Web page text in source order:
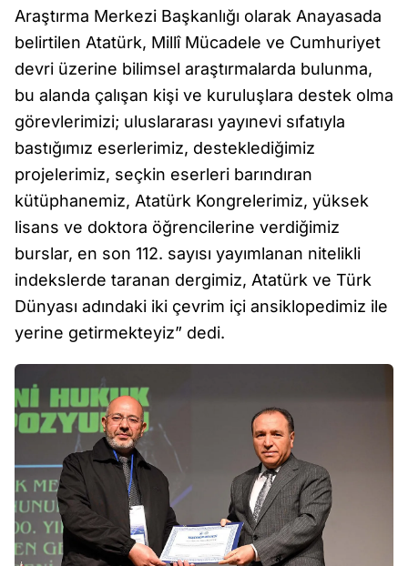
Araştırma Merkezi Başkanlığı olarak Anayasada
belirtilen Atatürk, Millî Mücadele ve Cumhuriyet
devri üzerine bilimsel araştırmalarda bulunma,
bu alanda çalışan kişi ve kuruluşlara destek olma
görevlerimizi; uluslararası yayınevi sıfatıyla
bastığımız eserlerimiz, desteklediğimiz
projelerimiz, seçkin eserleri barındıran
kütüphanemiz, Atatürk Kongrelerimiz, yüksek
lisans ve doktora öğrencilerine verdiğimiz
burslar, en son 112. sayısı yayımlanan nitelikli
indekslerde taranan dergimiz, Atatürk ve Türk
Dünyası adındaki iki çevrim içi ansiklopedimiz ile
yerine getirmekteyiz” dedi.